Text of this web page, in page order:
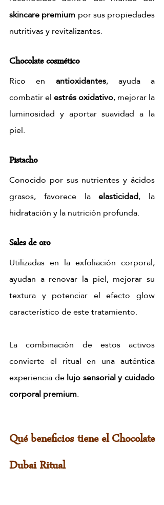
skincare premium por sus propiedades
nutritivas y revitalizantes.
Chocolate cosmético
Rico en antioxidantes, ayuda a
combatir el estrés oxidativo, mejorar la
luminosidad y aportar suavidad a la
piel.
Pistacho
Conocido por sus nutrientes y ácidos
grasos, favorece la elasticidad, la
hidratación y la nutrición profunda.
Sales de oro
Utilizadas en la exfoliación corporal,
ayudan a renovar la piel, mejorar su
textura y potenciar el efecto glow
característico de este tratamiento.
La combinación de estos activos
convierte el ritual en una auténtica
experiencia de lujo sensorial y cuidado
corporal premium.
Qué beneficios tiene el Chocolate
Dubai Ritual